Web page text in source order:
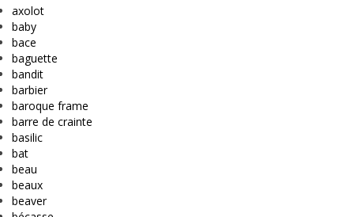
axolot
baby
bace
baguette
bandit
barbier
baroque frame
barre de crainte
basilic
bat
beau
beaux
beaver